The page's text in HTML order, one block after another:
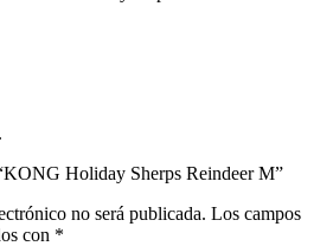
Holiday Sherps Reindeer M”
no será publicada. Los campos
con *